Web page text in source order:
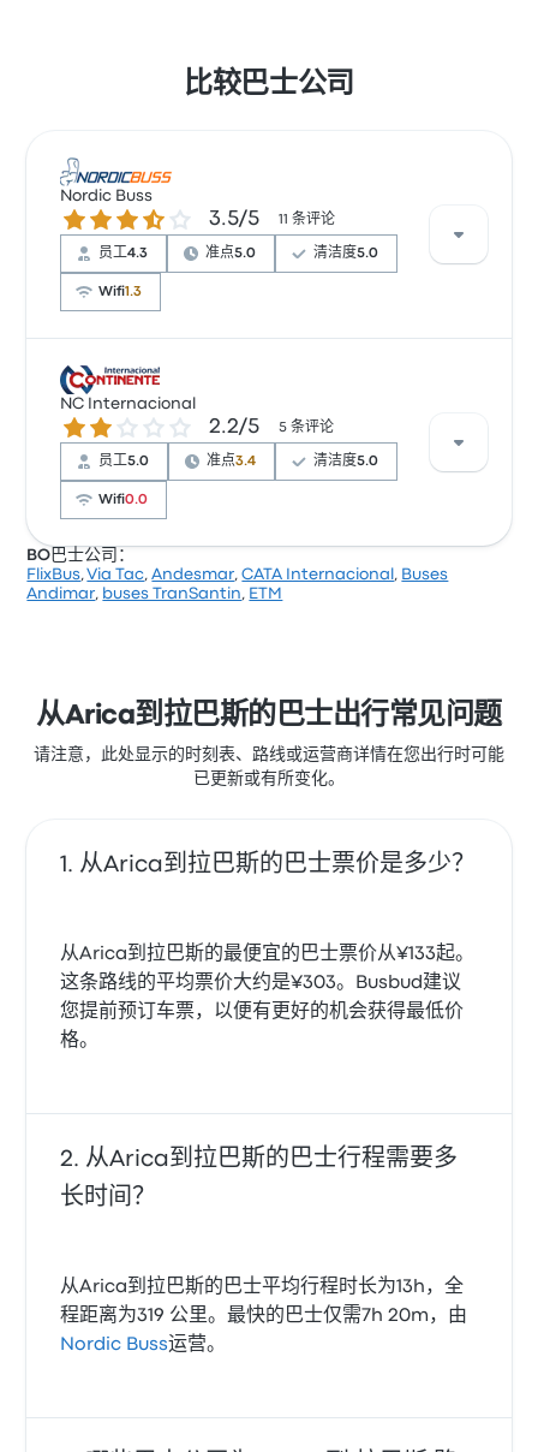
比较巴士公司
Nordic Buss
3.5 / 5 星 3.5/5 11 条评论
员工4.3 准点5.0 清洁度5.0
Wifi1.3
根据 11 条评论，该公司在 Busbud 上被评为 3.5 颗星。
旅客对 及时性 和 座位 特别满意，但对 无线上网 经常有
所抱怨。 Nordic Buss 在此路线提供的票价为 ¥133 起
NC Internacional
2.2 / 5 星 2.2/5 5 条评论
员工5.0 准点3.4 清洁度5.0
Wifi0.0
根据 5 条评论，该公司在 Busbud 上被评为 2.2 颗星。
BO巴士公司：
FlixBus,Via Tac,Andesmar,CATA Internacional , Buses
Andimar, buses TranSantin, ETM
从Arica到拉巴斯的巴士出行常见问题
请注意，此处显示的时刻表、路线或运营商详情在您出行时可能
已更新或有所变化。
从Arica到拉巴斯的巴士票价是多少？
从Arica到拉巴斯的最便宜的巴士票价从¥133起。
这条路线的平均票价大约是¥303。Busbud建议
您提前预订车票，以便有更好的机会获得最低价
格。
从Arica到拉巴斯的巴士行程需要多
长时间？
从Arica到拉巴斯的巴士平均行程时长为13h，全
程距离为319 公里。最快的巴士仅需7h 20m，由
Nordic Buss运营。